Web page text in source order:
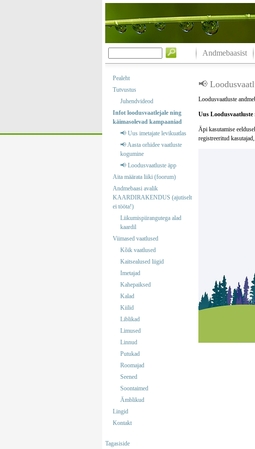
Andmebaasist
Pealeht
Tutvustus
Juhendvideod
Infot loodusvaatlejale ning
käimasolevad kampaaniad
📢 Uus imetajate levikuatlas
📢 Aasta orhidee vaatluste
kogumine
📢 Loodusvaatluste äpp
Aita määrata liiki (foorum)
Andmebaasi avalik
KAARDIRAKENDUS (ajutiselt
ei tööta!)
Liikumispiirangutega alad
kaardil
Viimased vaatlused
Kõik vaatlused
Kaitsealused liigid
Imetajad
Kahepaiksed
Kalad
Kiilid
Liblikad
Limused
Linnud
Putukad
Roomajad
Seened
Soontaimed
Ämblikud
Lingid
Kontakt
Tagasiside
📢
Loodusvaatluste
Uus
Äpi kasutamise
registreeritud